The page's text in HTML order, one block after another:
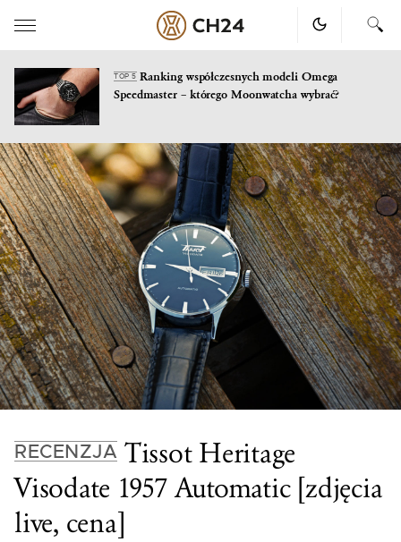
Skip
to
content
TOP 5Ranking współczesnych modeli Omega
Speedmaster – którego Moonwatcha wybrać?
RECENZJA Tissot Heritage
Visodate 1957 Automatic [zdjęcia
live, cena]